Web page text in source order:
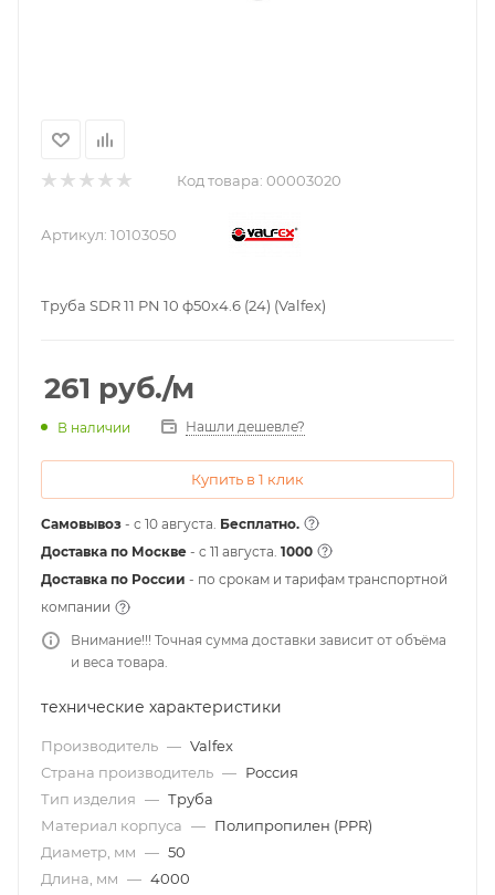
Код товара: 00003020
Артикул: 10103050
Труба SDR 11 PN 10 ф50х4.6 (24) (Valfex)
261 руб./м
В наличии Нашли дешевле?
Купить в 1 клик
Самовывоз - с 10 августа. Бесплатно.
Доставка по Москве - c 11 августа. 1000
Доставка по России - по срокам и тарифам транспортной
компании
Внимание!!! Точная сумма доставки зависит от объёма
и веса товара.
технические характеристики
Производитель — Valfex
Страна производитель — Россия
Тип изделия — Труба
Материал корпуса — Полипропилен (PPR)
Диаметр, мм — 50
Длина, мм — 4000